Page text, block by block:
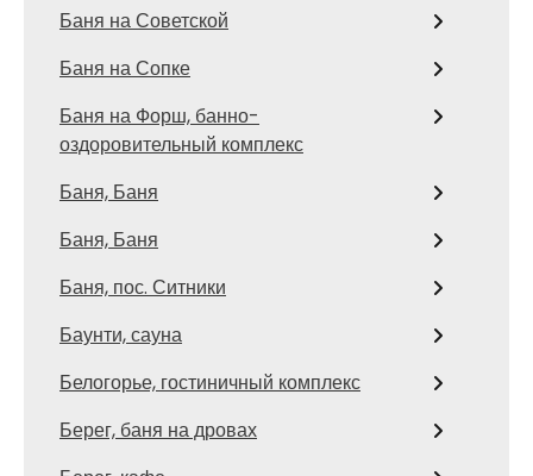
Баня на Советской
Баня на Сопке
Баня на Форш, банно-
оздоровительный комплекс
Баня, Баня
Баня, Баня
Баня, пос. Ситники
Баунти, сауна
Белогорье, гостиничный комплекс
Берег, баня на дровах